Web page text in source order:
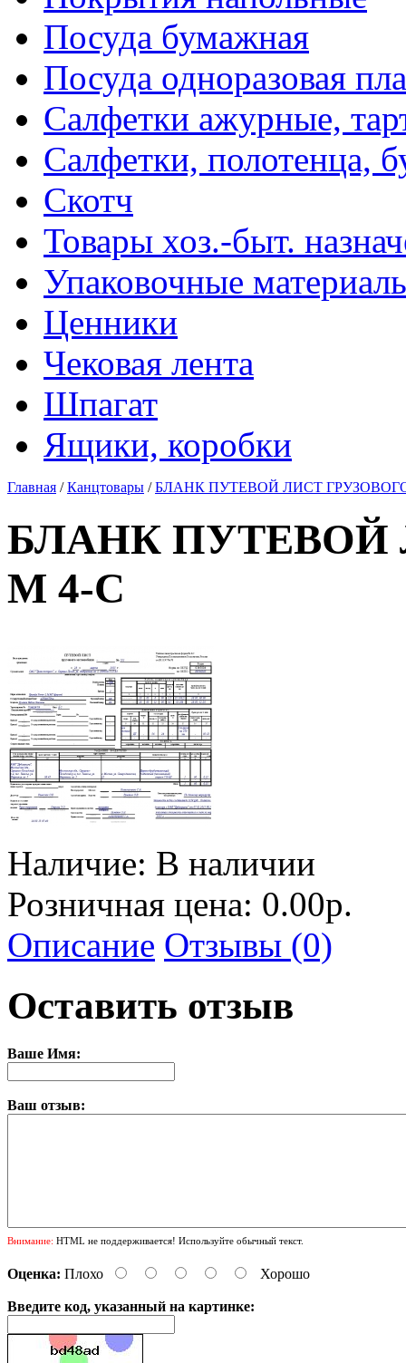
Посуда бумажная
Посуда одноразовая
Салфетки ажурные,
Салфетки, полотенца,
Скотч
Товары хоз.-быт.
Упаковочные
Ценники
Чековая лента
Шпагат
Ящики, коробки
Главная /Канцтовары /БЛАНК ПУТЕВОЙ ЛИСТ
БЛАНК ПУТЕВОЙ
М 4-С
Наличие: В наличии
Розничная цена: 0.00р.
Описание Отзывы (0)
Оставить отзыв
Ваше Имя:
Ваш отзыв:
Внимание: HTML не поддерживается! Используйте обычный текст.
Оценка: Плохо Хорошо
Введите код, указанный на картинке: